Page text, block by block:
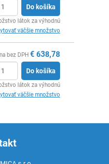
Do košíka
látok za výhodnú
väčšie množstvo
bez DPH € 638,78
Do košíka
látok za výhodnú
väčšie množstvo